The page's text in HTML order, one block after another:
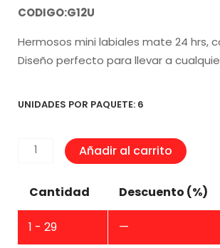
CODIGO:G12U
Hermosos mini labiales mate 24 hrs,
Diseño perfecto para llevar a
UNIDADES POR PAQUETE: 6
MINI
EN
Añadir al carrito
Cantidad Descuento (%)
1 - 29 —